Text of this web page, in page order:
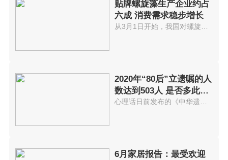
贴牌螺旋藻生产企业约占
六成 消费需求稳步增长
2020年“80后”立遗嘱的人
数达到503人 是否多此一
举？
心理话日前发布的《中华遗嘱库20...
6月家居报告：最受欢迎